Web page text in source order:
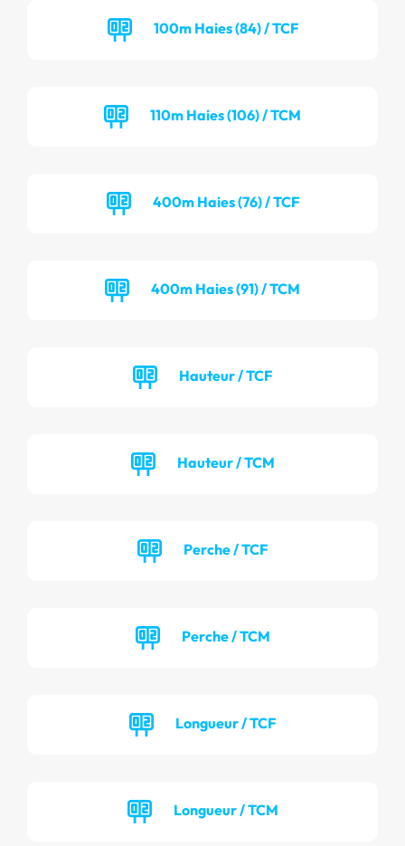
100m Haies (84) / TCF
110m Haies (106) / TCM
400m Haies (76) / TCF
400m Haies (91) / TCM
Hauteur / TCF
Hauteur / TCM
Perche / TCF
Perche / TCM
Longueur / TCF
Longueur / TCM